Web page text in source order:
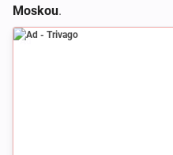
Moskou.
Ad